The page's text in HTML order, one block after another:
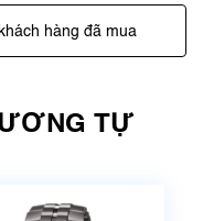
hàng đã mua
TỰ